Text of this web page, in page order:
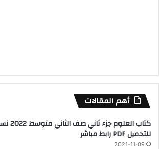
أهم المقالات
للتحميل PDF رابط مباشر
2021-11-09